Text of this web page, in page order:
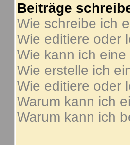
Beiträge
Wie schreibe ich
Wie editiere oder
Wie kann ich
Wie erstelle ich
Wie editiere oder
Warum kann ich
Warum kann ich